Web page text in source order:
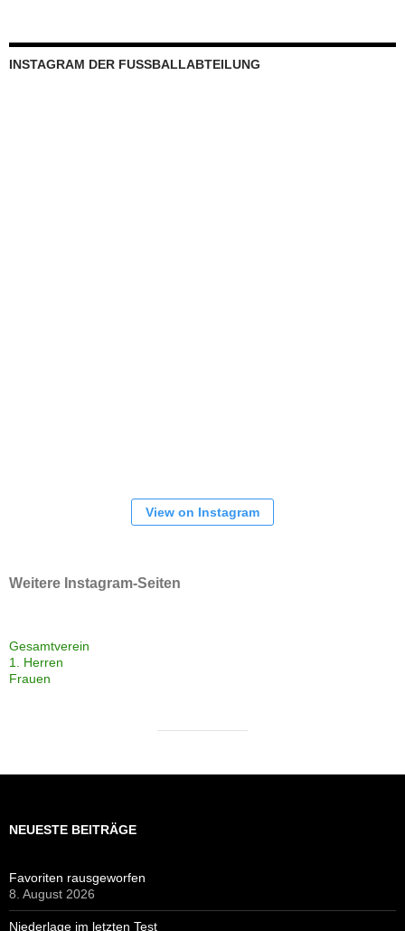
INSTAGRAM DER FUSSBALLABTEILUNG
View on Instagram
Weitere Instagram-Seiten
Gesamtverein
1. Herren
Frauen
NEUESTE BEITRÄGE
Favoriten rausgeworfen
8. August 2026
Niederlage im letzten Test